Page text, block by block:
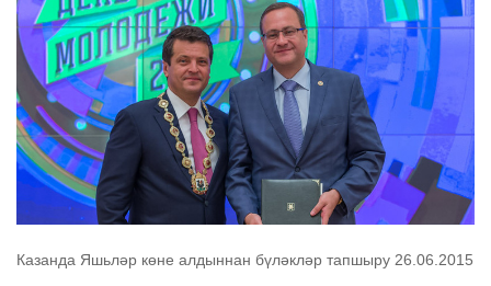
Казанда Яшьләр көне алдыннан бүләкләр тапшыру 26.06.2015